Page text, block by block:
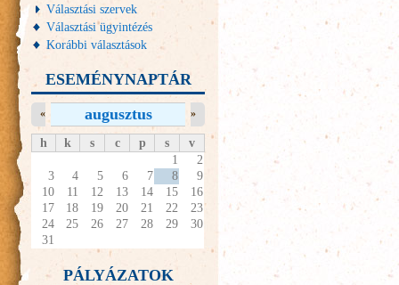
Választási szervek
Választási ügyintézés
Korábbi választások
ESEMÉNYNAPTÁR
augusztus
« »
h k s c p s
v
1
2
3
4 5 6 7 8
9
10
11 12 13 14 15
16
17
18 19 20 21 22
23
24
25 26 27 28 29
30
31
PÁLYÁZATOK